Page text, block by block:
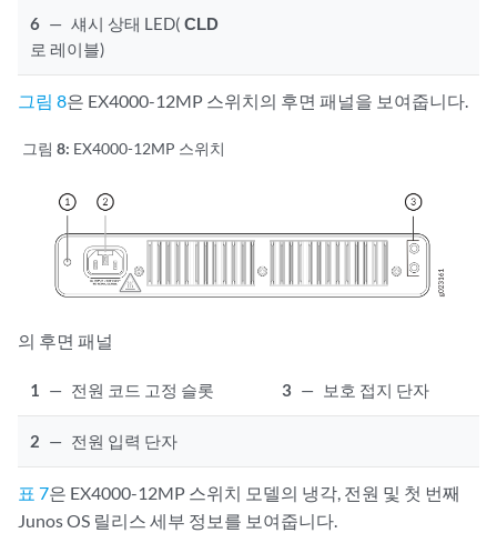
6 — 섀시 상태 LED(CLD
로 레이블)
그림 8은 EX4000-12MP 스위치의 후면 패널을 보여줍니다.
그림 8: EX4000-12MP 스위치
의 후면 패널
1 — 전원 코드 고정 슬롯 3 — 보호 접지 단자
2 — 전원 입력 단자
표 7은 EX4000-12MP 스위치 모델의 냉각, 전원 및 첫 번째
Junos OS 릴리스 세부 정보를 보여줍니다.